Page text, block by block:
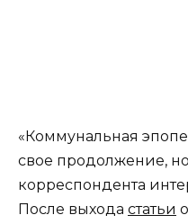
«Коммунальная
свое продолжение,
корреспондента
После выхода статьи